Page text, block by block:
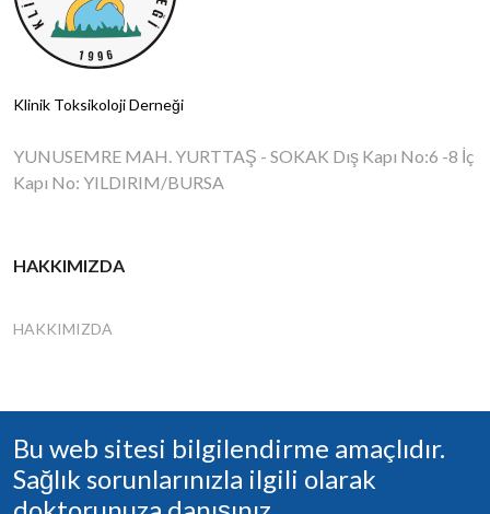
Klinik Toksikoloji Derneği
YUNUSEMRE MAH. YURTTAŞ - SOKAK Dış Kapı No:6 -8 İç
Kapı No: YILDIRIM/BURSA
HAKKIMIZDA
HAKKIMIZDA
Bu web sitesi bilgilendirme amaçlıdır.
Sağlık sorunlarınızla ilgili olarak